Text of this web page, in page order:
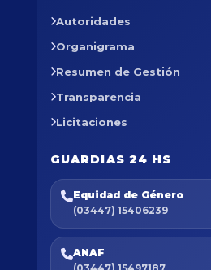
Autoridades
Organigrama
Resumen de Gestión
Transparencia
Licitaciones
GUARDIAS 24 HS
Equidad de Género
(03447) 15406239
ANAF